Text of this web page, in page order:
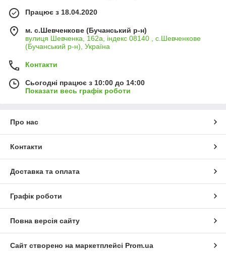
Працює з 18.04.2020
м. с.Шевченкове (Бучанський р-н)
вулиця Шевченка, 162а, індекс 08140 , с.Шевченкове
(Бучанський р-н), Україна
Контакти
Сьогодні працює з 10:00 до 14:00
Показати весь графік роботи
Про нас
Контакти
Доставка та оплата
Графік роботи
Повна версія сайту
Сайт створено на маркетплейсі Prom.ua